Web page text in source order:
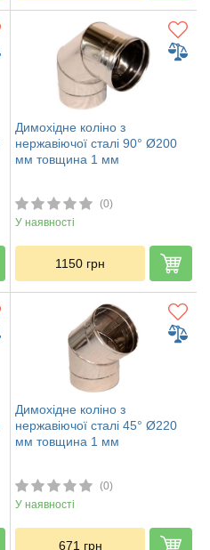
Димохідне коліно з
нержавіючої сталі 90° Ø200
мм товщина 1 мм
(0)
У наявності
1150 грн
Димохідне коліно з
нержавіючої сталі 45° Ø220
мм товщина 1 мм
(0)
У наявності
671 грн